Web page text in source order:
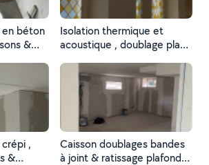
en béton
&
en
Isolation thermique et
acoustique , doublage placo
peinture
,
&
Caisson doublages bandes
à joint & ratissage plafond